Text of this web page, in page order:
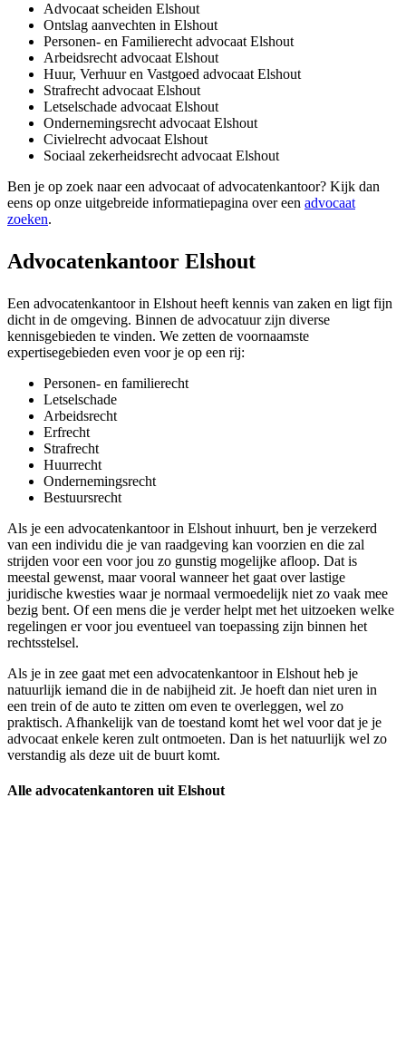
Advocaat scheiden Elshout
Ontslag aanvechten in Elshout
Personen- en Familierecht advocaat Elshout
Arbeidsrecht advocaat Elshout
Huur, Verhuur en Vastgoed advocaat Elshout
Strafrecht advocaat Elshout
Letselschade advocaat Elshout
Ondernemingsrecht advocaat Elshout
Civielrecht advocaat Elshout
Sociaal zekerheidsrecht advocaat Elshout
Ben je op zoek naar een advocaat of advocatenkantoor? Kijk dan
eens op onze uitgebreide informatiepagina over een advocaat
zoeken.
Advocatenkantoor Elshout
Een advocatenkantoor in Elshout heeft kennis van zaken en ligt fijn
dicht in de omgeving. Binnen de advocatuur zijn diverse
kennisgebieden te vinden. We zetten de voornaamste
expertisegebieden even voor je op een rij:
Personen- en familierecht
Letselschade
Arbeidsrecht
Erfrecht
Strafrecht
Huurrecht
Ondernemingsrecht
Bestuursrecht
Als je een advocatenkantoor in Elshout inhuurt, ben je verzekerd
van een individu die je van raadgeving kan voorzien en die zal
strijden voor een voor jou zo gunstig mogelijke afloop. Dat is
meestal gewenst, maar vooral wanneer het gaat over lastige
juridische kwesties waar je normaal vermoedelijk niet zo vaak mee
bezig bent. Of een mens die je verder helpt met het uitzoeken welke
regelingen er voor jou eventueel van toepassing zijn binnen het
rechtsstelsel.
Als je in zee gaat met een advocatenkantoor in Elshout heb je
natuurlijk iemand die in de nabijheid zit. Je hoeft dan niet uren in
een trein of de auto te zitten om even te overleggen, wel zo
praktisch. Afhankelijk van de toestand komt het wel voor dat je je
advocaat enkele keren zult ontmoeten. Dan is het natuurlijk wel zo
verstandig als deze uit de buurt komt.
Alle advocatenkantoren uit Elshout